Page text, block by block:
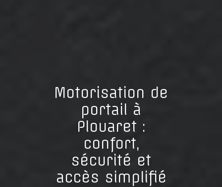
Motorisation de
portail à
Plouaret :
confort,
sécurité et
accès simplifié